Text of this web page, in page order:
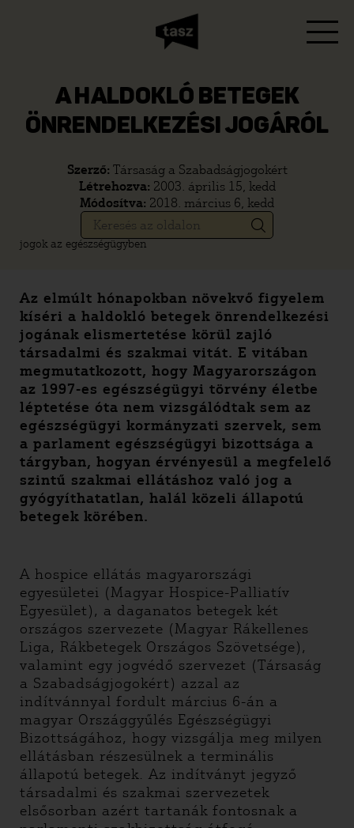
A HALDOKLÓ BETEGEK
ÖNRENDELKEZÉSI JOGÁRÓL
Szerző: Társaság a Szabadságjogokért
Létrehozva: 2003. április 15, kedd
Módosítva: 2018. március 6, kedd
jogok az egészségügyben
Az elmúlt hónapokban növekvő figyelem
kíséri a haldokló betegek önrendelkezési
jogának elismertetése körül zajló
társadalmi és szakmai vitát. E vitában
megmutatkozott, hogy Magyarországon
az 1997-es egészségügyi törvény életbe
léptetése óta nem vizsgálódtak sem az
egészségügyi kormányzati szervek, sem
a parlament egészségügyi bizottsága a
tárgyban, hogyan érvényesül a megfelelő
szintű szakmai ellátáshoz való jog a
gyógyíthatatlan, halál közeli állapotú
betegek körében.
A hospice ellátás magyarországi
egyesületei (Magyar Hospice-Palliatív
Egyesület), a daganatos betegek két
országos szervezete (Magyar Rákellenes
Liga, Rákbetegek Országos Szövetsége),
valamint egy jogvédő szervezet (Társaság
a Szabadságjogokért) azzal az
indítvánnyal fordult március 6-án a
magyar Országgyűlés Egészségügyi
Bizottságához, hogy vizsgálja meg milyen
ellátásban részesülnek a terminális
állapotú betegek. Az indítványt jegyző
társadalmi és szakmai szervezetek
elsősorban azért tartanák fontosnak a